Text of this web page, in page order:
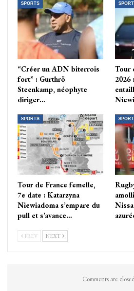
SPORTS
“Créer un ADN biterrois
fort” : Gurthrö
Steenkamp, néophyte
diriger…
Tour
2026
SPORTS
Tour de France femelle,
7e date : Katarzyna
Niewiadoma s’empare du
pull et s’avance…
PREV NEXT
Comments are